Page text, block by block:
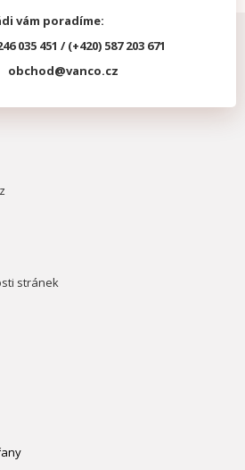
vám poradíme:
035 451 / (+420) 587 203 671
obchod@vanco.cz
stránek